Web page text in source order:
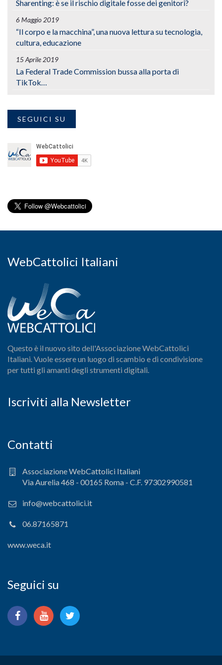
Sharenting: è se il rischio digitale fosse dei genitori?
6 Maggio 2019
“Il corpo e la macchina”, una nuova lettura su tecnologia,
cultura, educazione
15 Aprile 2019
La Federal Trade Commission bussa alla porta di
TikTok…
SEGUICI SU
WebCattolici Italiani
Questo è il nuovo sito dell'Associazione WebCattolici
Italiani. Vuole essere un luogo di scambio e di condivisione
per tutti gli amanti degli strumenti digitali.
Iscriviti alla Newsletter
Contatti
Associazione WebCattolici Italiani
Via Aurelia 468 - 00165 Roma - C.F. 97302990581
info@webcattolici.it
06.87165871
www.weca.it
Seguici su